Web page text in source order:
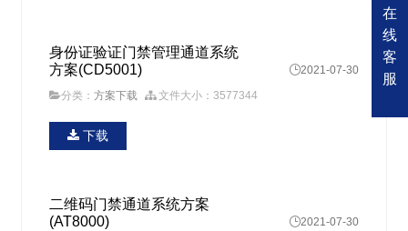
身份证验证门禁管理通道系统
方案(CD5001)
2021-07-30
分类：方案下载 文件大小：3577344
下载
二维码门禁通道系统方案
(AT8000)
2021-07-30
在
线
客
服